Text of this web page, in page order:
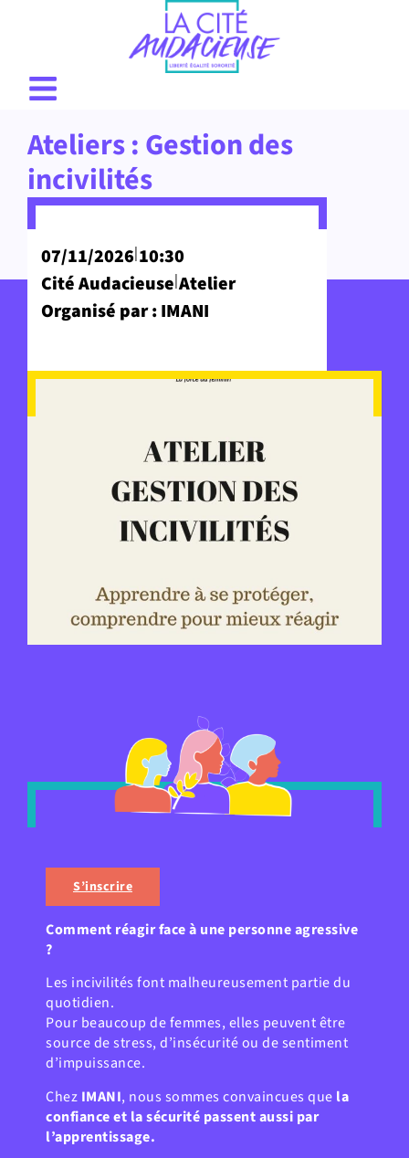
Ateliers : Gestion des
incivilités
07/11/2026|10:30
Cité Audacieuse|Atelier
Organisé par : IMANI
S’inscrire
Comment réagir face à une personne agressive
?
Les incivilités font malheureusement partie du
quotidien.
Pour beaucoup de femmes, elles peuvent être
source de stress, d’insécurité ou de sentiment
d’impuissance.
Chez IMANI, nous sommes convaincues que la
confiance et la sécurité passent aussi par
l’apprentissage.